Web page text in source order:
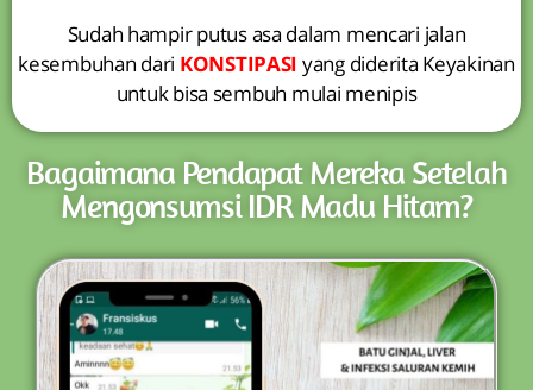
Sudah hampir putus asa dalam mencari jalan
kesembuhan dari KONSTIPASI yang diderita Keyakinan
untuk bisa sembuh mulai menipis
Bagaimana Pendapat Mereka Setelah
Mengonsumsi IDR Madu Hitam?